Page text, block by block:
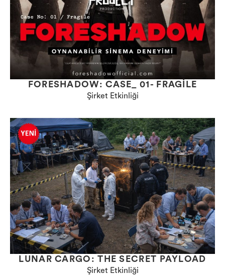
FORESHADOW: CASE_ 01- FRAGILE
Şirket Etkinliği
LUNAR CARGO: THE SECRET PAYLOAD
Şirket Etkinliği